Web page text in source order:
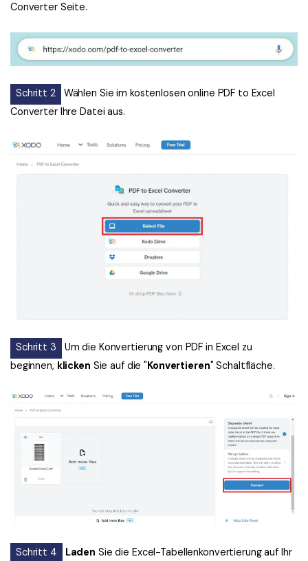
Converter Seite.
Schritt 2
Wählen Sie im kostenlosen online PDF to Excel
Converter Ihre Datei aus.
Schritt 3
Um die Konvertierung von PDF in Excel zu
beginnen, klicken Sie auf die "Konvertieren" Schaltfläche.
Schritt 4 Laden Sie die Excel-Tabellenkonvertierung auf Ihr